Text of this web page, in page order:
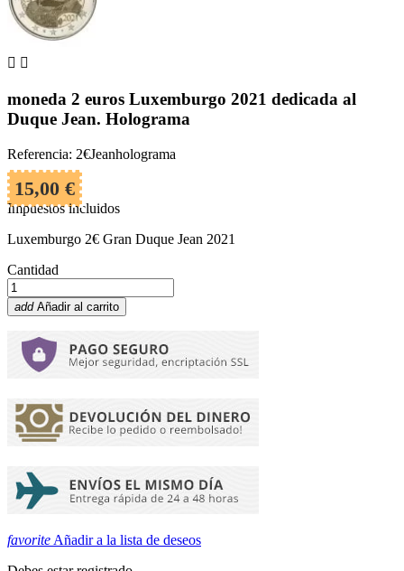
 
moneda 2 euros Luxemburgo 2021 dedicada al
Duque Jean. Holograma
Referencia: 2€Jeanholograma
15,00 €
Impuestos incluidos
Luxemburgo 2€ Gran Duque Jean 2021
Cantidad
add Añadir al carrito
favorite Añadir a la lista de deseos